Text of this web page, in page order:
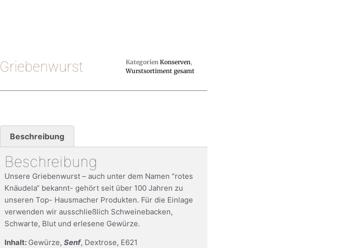
Griebenwurst Kategorien Konserven,
Wurstsortiment gesamt
Beschreibung
Beschreibung
Unsere Griebenwurst – auch unter dem Namen “rotes
Knäudela“ bekannt- gehört seit über 100 Jahren zu
unseren Top- Hausmacher Produkten. Für die Einlage
verwenden wir ausschließlich Schweinebacken,
Schwarte, Blut und erlesene Gewürze.
Inhalt: Gewürze, Senf, Dextrose, E621